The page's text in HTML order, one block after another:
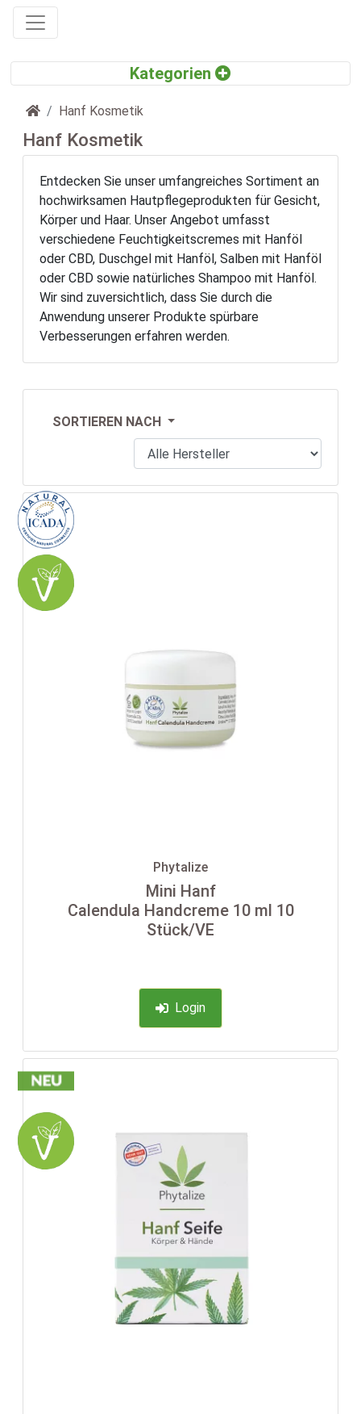
Startseite
Hanf Kosmetik
Hanf Kosmetik
Entdecken Sie unser umfangreiches Sortiment an
hochwirksamen Hautpflegeprodukten für Gesicht,
Körper und Haar. Unser Angebot umfasst
verschiedene Feuchtigkeitscremes mit Hanföl
oder CBD, Duschgel mit Hanföl, Salben mit Hanföl
oder CBD sowie natürliches Shampoo mit Hanföl.
Wir sind zuversichtlich, dass Sie durch die
Anwendung unserer Produkte spürbare
Verbesserungen erfahren werden.
SORTIEREN NACH
Phytalize
Mini Hanf
Calendula Handcreme 10 ml 10
Stück/VE
Login